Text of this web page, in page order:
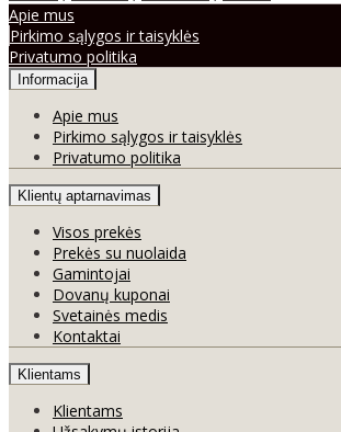
Apie mus
Pirkimo sąlygos ir taisyklės
Privatumo politika
Informacija
Apie mus
Pirkimo sąlygos ir taisyklės
Privatumo politika
Klientų aptarnavimas
Visos prekės
Prekės su nuolaida
Gamintojai
Dovanų kuponai
Svetainės medis
Kontaktai
Klientams
Klientams